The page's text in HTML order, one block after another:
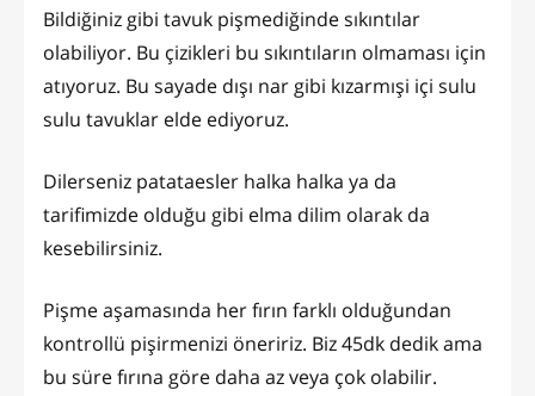
Bildiğiniz gibi tavuk pişmediğinde sıkıntılar
olabiliyor. Bu çizikleri bu sıkıntıların olmaması için
atıyoruz. Bu sayade dışı nar gibi kızarmışi içi sulu
sulu tavuklar elde ediyoruz.
Dilerseniz patataesler halka halka ya da
tarifimizde olduğu gibi elma dilim olarak da
kesebilirsiniz.
Pişme aşamasında her fırın farklı olduğundan
kontrollü pişirmenizi öneririz. Biz 45dk dedik ama
bu süre fırına göre daha az veya çok olabilir.